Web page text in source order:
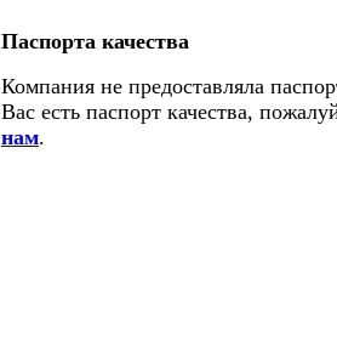
Паспорта качества
Компания не предоставляла
Вас есть паспорт качества,
нам.